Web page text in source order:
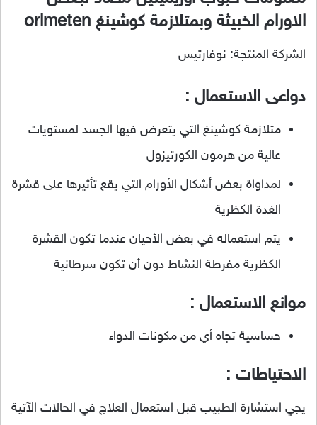
الاورام الخبيثة وبمتلازمة كوشينغ orimeten
الشركة المنتجة: نوفارتيس
دواعى الاستعمال :
متلازمة كوشينغ التي يتعرض فيها الجسد لمستويات
عالية من هرمون الكورتيزول
لمداواة بعض أشكال الأورام التي يقع تأثيرها على قشرة
الغدة الكظرية
يتم استعماله في بعض الأحيان عندما تكون القشرة
الكظرية مفرطة النشاط دون أن تكون سرطانية
موانع الاستعمال :
حساسية تجاه أي من مكونات الدواء
الاحتياطات :
يجي استشارة الطبيب قبل استعمال العلاج في الحالات الآتية